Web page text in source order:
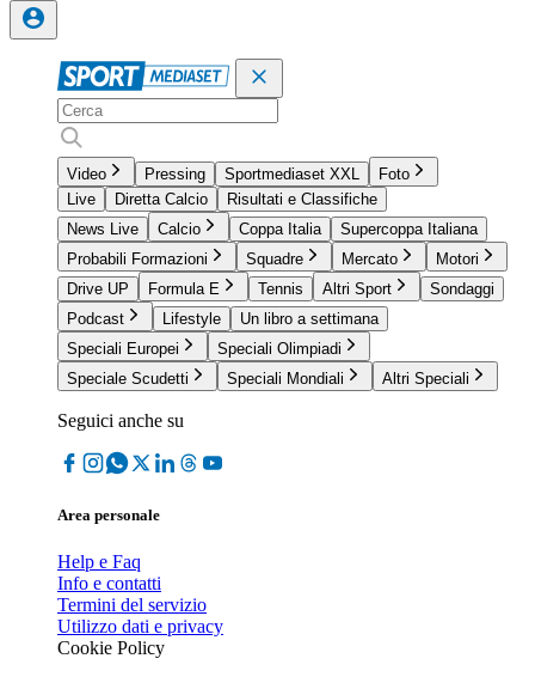
Video Pressing Sportmediaset XXL
Foto
Live
Diretta Calcio
Risultati e Classifiche
News Live
Calcio Coppa Italia
Supercoppa Italiana
Probabili Formazioni
Squadre Mercato
Motori
Drive UP
Formula E Tennis Altri Sport
Sondaggi
Podcast
Lifestyle
Un libro a settimana
Speciali Europei
Speciali Olimpiadi
Speciale Scudetti
Speciali Mondiali Altri Speciali
Seguici anche su
Area personale
Help e Faq
Info e contatti
Termini del servizio
Utilizzo dati e privacy
Cookie Policy